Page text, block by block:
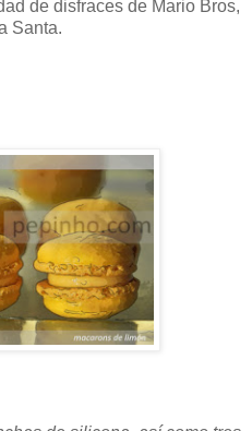
de disfraces de Mario Bros,
Santa.